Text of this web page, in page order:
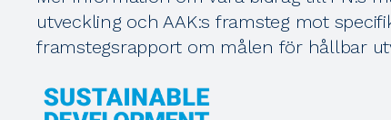
utveckling och AAK:s framsteg mot
framstegsrapport om målen för hållbar